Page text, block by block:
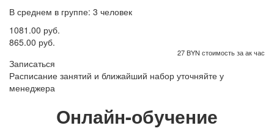
В среднем в группе: 3 человек
1081.00 руб.
865.00 руб.
27 BYN стоимость за ак час
Записаться
Расписание занятий и ближайший набор уточняйте у
менеджера
Онлайн-обучение